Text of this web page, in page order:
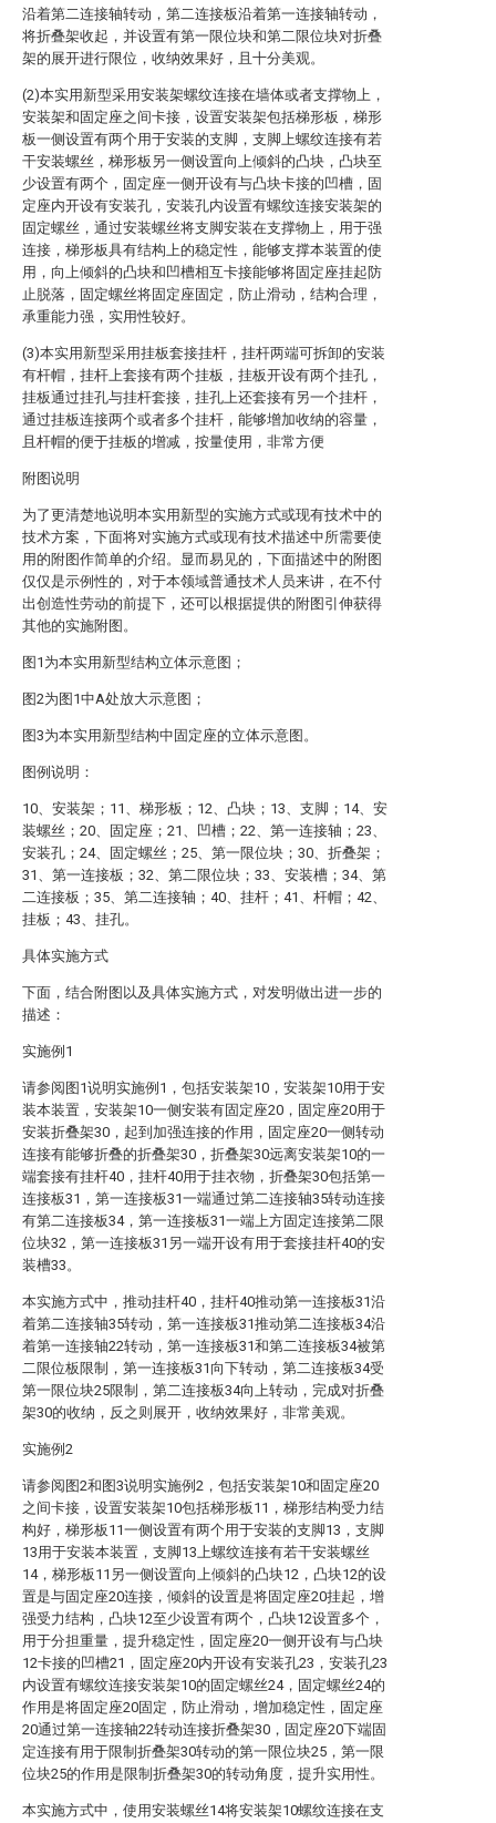
沿着第二连接轴转动，第二连接板沿着第一连接轴转动，
将折叠架收起，并设置有第一限位块和第二限位块对折叠
架的展开进行限位，收纳效果好，且十分美观。
(2)本实用新型采用安装架螺纹连接在墙体或者支撑物上，
安装架和固定座之间卡接，设置安装架包括梯形板，梯形
板一侧设置有两个用于安装的支脚，支脚上螺纹连接有若
干安装螺丝，梯形板另一侧设置向上倾斜的凸块，凸块至
少设置有两个，固定座一侧开设有与凸块卡接的凹槽，固
定座内开设有安装孔，安装孔内设置有螺纹连接安装架的
固定螺丝，通过安装螺丝将支脚安装在支撑物上，用于强
连接，梯形板具有结构上的稳定性，能够支撑本装置的使
用，向上倾斜的凸块和凹槽相互卡接能够将固定座挂起防
止脱落，固定螺丝将固定座固定，防止滑动，结构合理，
承重能力强，实用性较好。
(3)本实用新型采用挂板套接挂杆，挂杆两端可拆卸的安装
有杆帽，挂杆上套接有两个挂板，挂板开设有两个挂孔，
挂板通过挂孔与挂杆套接，挂孔上还套接有另一个挂杆，
通过挂板连接两个或者多个挂杆，能够增加收纳的容量，
且杆帽的便于挂板的增减，按量使用，非常方便
附图说明
为了更清楚地说明本实用新型的实施方式或现有技术中的
技术方案，下面将对实施方式或现有技术描述中所需要使
用的附图作简单的介绍。显而易见的，下面描述中的附图
仅仅是示例性的，对于本领域普通技术人员来讲，在不付
出创造性劳动的前提下，还可以根据提供的附图引伸获得
其他的实施附图。
图1为本实用新型结构立体示意图；
图2为图1中A处放大示意图；
图3为本实用新型结构中固定座的立体示意图。
图例说明：
10、安装架；11、梯形板；12、凸块；13、支脚；14、安
装螺丝；20、固定座；21、凹槽；22、第一连接轴；23、
安装孔；24、固定螺丝；25、第一限位块；30、折叠架；
31、第一连接板；32、第二限位块；33、安装槽；34、第
二连接板；35、第二连接轴；40、挂杆；41、杆帽；42、
挂板；43、挂孔。
具体实施方式
下面，结合附图以及具体实施方式，对发明做出进一步的
描述：
实施例1
请参阅图1说明实施例1，包括安装架10，安装架10用于安
装本装置，安装架10一侧安装有固定座20，固定座20用于
安装折叠架30，起到加强连接的作用，固定座20一侧转动
连接有能够折叠的折叠架30，折叠架30远离安装架10的一
端套接有挂杆40，挂杆40用于挂衣物，折叠架30包括第一
连接板31，第一连接板31一端通过第二连接轴35转动连接
有第二连接板34，第一连接板31一端上方固定连接第二限
位块32，第一连接板31另一端开设有用于套接挂杆40的安
装槽33。
本实施方式中，推动挂杆40，挂杆40推动第一连接板31沿
着第二连接轴35转动，第一连接板31推动第二连接板34沿
着第一连接轴22转动，第一连接板31和第二连接板34被第
二限位板限制，第一连接板31向下转动，第二连接板34受
第一限位块25限制，第二连接板34向上转动，完成对折叠
架30的收纳，反之则展开，收纳效果好，非常美观。
实施例2
请参阅图2和图3说明实施例2，包括安装架10和固定座20
之间卡接，设置安装架10包括梯形板11，梯形结构受力结
构好，梯形板11一侧设置有两个用于安装的支脚13，支脚
13用于安装本装置，支脚13上螺纹连接有若干安装螺丝
14，梯形板11另一侧设置向上倾斜的凸块12，凸块12的设
置是与固定座20连接，倾斜的设置是将固定座20挂起，增
强受力结构，凸块12至少设置有两个，凸块12设置多个，
用于分担重量，提升稳定性，固定座20一侧开设有与凸块
12卡接的凹槽21，固定座20内开设有安装孔23，安装孔23
内设置有螺纹连接安装架10的固定螺丝24，固定螺丝24的
作用是将固定座20固定，防止滑动，增加稳定性，固定座
20通过第一连接轴22转动连接折叠架30，固定座20下端固
定连接有用于限制折叠架30转动的第一限位块25，第一限
位块25的作用是限制折叠架30的转动角度，提升实用性。
本实施方式中，使用安装螺丝14将安装架10螺纹连接在支